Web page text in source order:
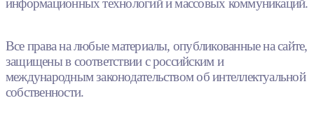
информационных технологий и массовых коммуникаций.
Все права на любые материалы, опубликованные на сайте,
защищены в соответствии с российским и
международным законодательством об интеллектуальной
собственности.